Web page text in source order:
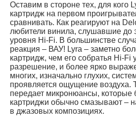
Оставим в стороне тех, для кого
картридж на первом
сравнивать. Как реагируют на
любители винила, слушавшие до
уровня Hi-Fi. В большинстве
реакция – ВАУ! Lyra – заметно
картридж, чем его собратья Hi-
разрешение, и более ярко
многих, изначально глухих,
проявляется ощущение воздуха.
передает микронюансы,
картриджи обычно смазывают –
в джазовых композициях.